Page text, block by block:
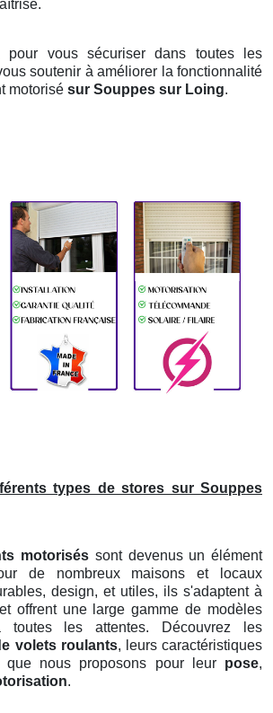
pour vous sécuriser dans toutes les
soutenir à améliorer la fonctionnalité
motorisé sur Souppes sur Loing.
types de stores sur Souppes
motorisés sont devenus un élément
de nombreux maisons et locaux
design, et utiles, ils s'adaptent à
offrent une large gamme de modèles
toutes les attentes. Découvrez les
volets roulants, leurs caractéristiques
que nous proposons pour leur pose,
.